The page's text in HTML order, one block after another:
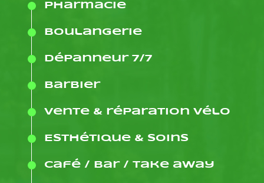
Pharmacie
Boulangerie
dépanneur 7/7
Barbier
Vente & réparation Vélo
Esthétique & soins
Café / Bar / Take away